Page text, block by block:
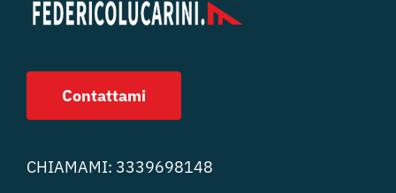
Contattami
CHIAMAMI: 3339698148